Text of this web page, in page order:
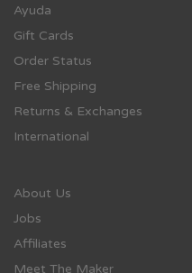
Ayuda
Gift Cards
Order Status
Free Shipping
Returns & Exchanges
International
About Us
Jobs
Affiliates
Meet The Maker